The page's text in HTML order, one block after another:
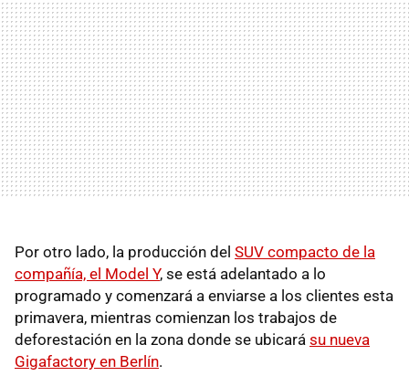
Por otro lado, la producción del SUV compacto de la
compañía, el Model Y, se está adelantado a lo
programado y comenzará a enviarse a los clientes esta
primavera, mientras comienzan los trabajos de
deforestación en la zona donde se ubicará su nueva
Gigafactory en Berlín.